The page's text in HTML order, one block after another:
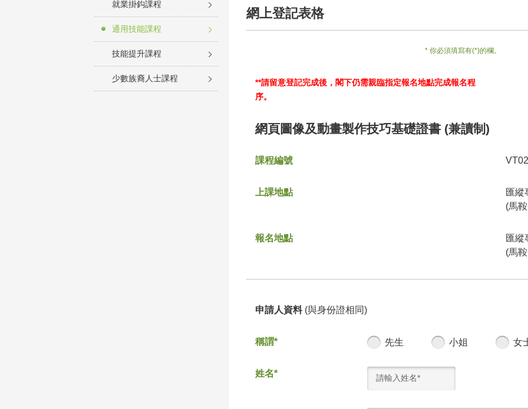
就業掛鈎課程
通用技能課程
技能提升課程
少數族裔人士課程
網上登記表格
* 你必須填寫有(*)的欄。
**請留意登記完成後，閣下仍需親臨指定報名地點完成報名程
序。
網頁圖像及動畫製作技巧基礎證書 (兼讀制)
課程編號
上課地點
匯縱
(馬
報名地點
匯縱
(馬
申請人資料 (與身份證相同)
稱謂* 先生 小姐 女
姓名*